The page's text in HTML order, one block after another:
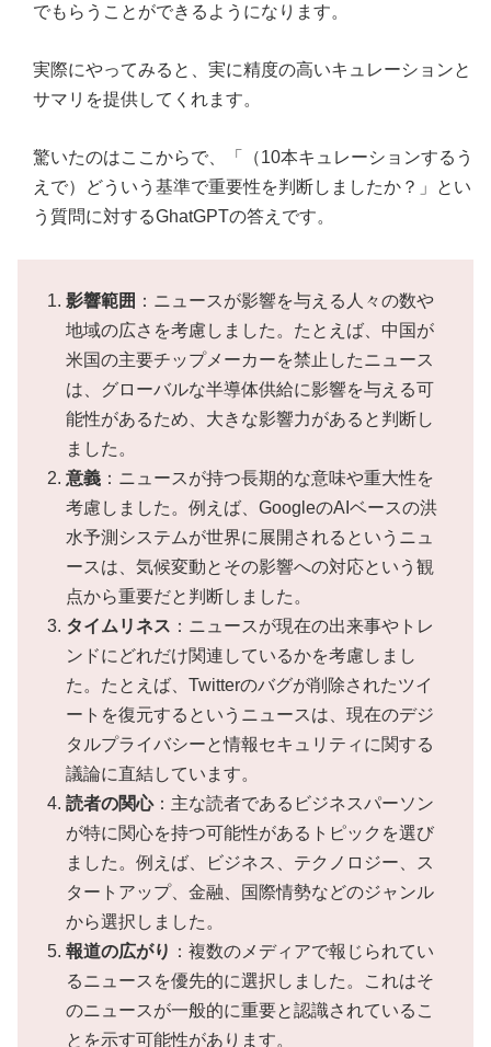
でもらうことができるようになります。
実際にやってみると、実に精度の高いキュレーションと
サマリを提供してくれます。
驚いたのはここからで、「（10本キュレーションするう
えで）どういう基準で重要性を判断しましたか？」とい
う質問に対するGhatGPTの答えです。
影響範囲 ：ニュースが影響を与える人々の数や
地域の広さを考慮しました。たとえば、中国が
米国の主要チップメーカーを禁止したニュース
は、グローバルな半導体供給に影響を与える可
能性があるため、大きな影響力があると判断し
ました。
意義 ：ニュースが持つ長期的な意味や重大性を
考慮しました。例えば、GoogleのAIベースの洪
水予測システムが世界に展開されるというニュ
ースは、気候変動とその影響への対応という観
点から重要だと判断しました。
タイムリネス ：ニュースが現在の出来事やトレ
ンドにどれだけ関連しているかを考慮しまし
た。たとえば、Twitterのバグが削除されたツイ
ートを復元するというニュースは、現在のデジ
タルプライバシーと情報セキュリティに関する
議論に直結しています。
読者の関心：主な読者であるビジネスパーソン
が特に関心を持つ可能性があるトピックを選び
ました。例えば、ビジネス、テクノロジー、ス
タートアップ、金融、国際情勢などのジャンル
から選択しました。
報道の広がり ：複数のメディアで報じられてい
るニュースを優先的に選択しました。これはそ
のニュースが一般的に重要と認識されているこ
とを示す可能性があります。